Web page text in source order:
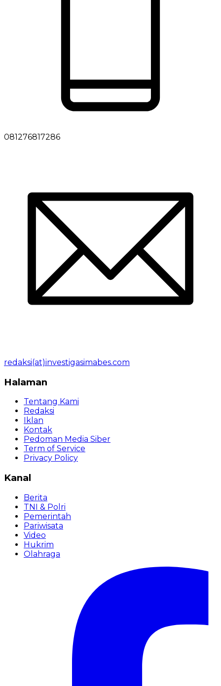
081276817286
redaksi(at)investigasimabes.com
Halaman
Tentang Kami
Redaksi
Iklan
Kontak
Pedoman Media Siber
Term of Service
Privacy Policy
Kanal
Berita
TNI & Polri
Pemerintah
Pariwisata
Video
Hukrim
Olahraga